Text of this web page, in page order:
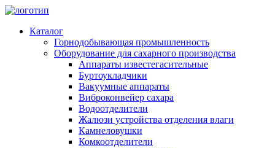
Каталог
Горнодобывающая промышленность
Оборудование для сахарного производства
Аппараты известегасительные
Буртоукладчики
Вакуумные аппараты
Виброконвейер сахара
Водоотделители
Жалюзи устройства отделения влаги
Камнеловушки
Комкоотделители